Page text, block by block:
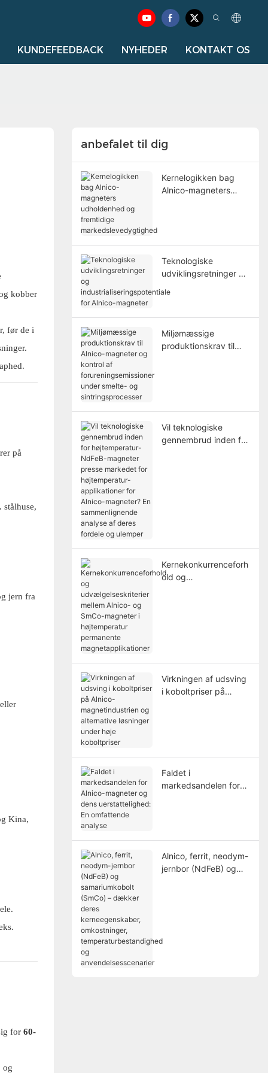
KUNDEFEEDBACK NYHEDER KONTAKT OS
kobber
før de i
på
jern fra
Kina,
for 60-
og
anbefalet til dig
Kernelogikken bag
Alnico-magneters
Teknologiske
udviklingsretninger og
Miljømæssige
produktionskrav til
Vil teknologiske
gennembrud inden for
Kernekonkurrenceforh
old og
Virkningen af ​​​​udsving
i koboltpriser på
Faldet i
markedsandelen for
Alnico, ferrit, neodym-
jernbor (NdFeB) og
temperaturbestandigh